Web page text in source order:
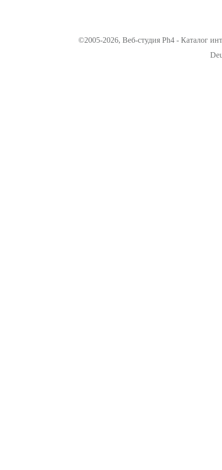
©2005-2026, Веб-студия Ph4 - Каталог